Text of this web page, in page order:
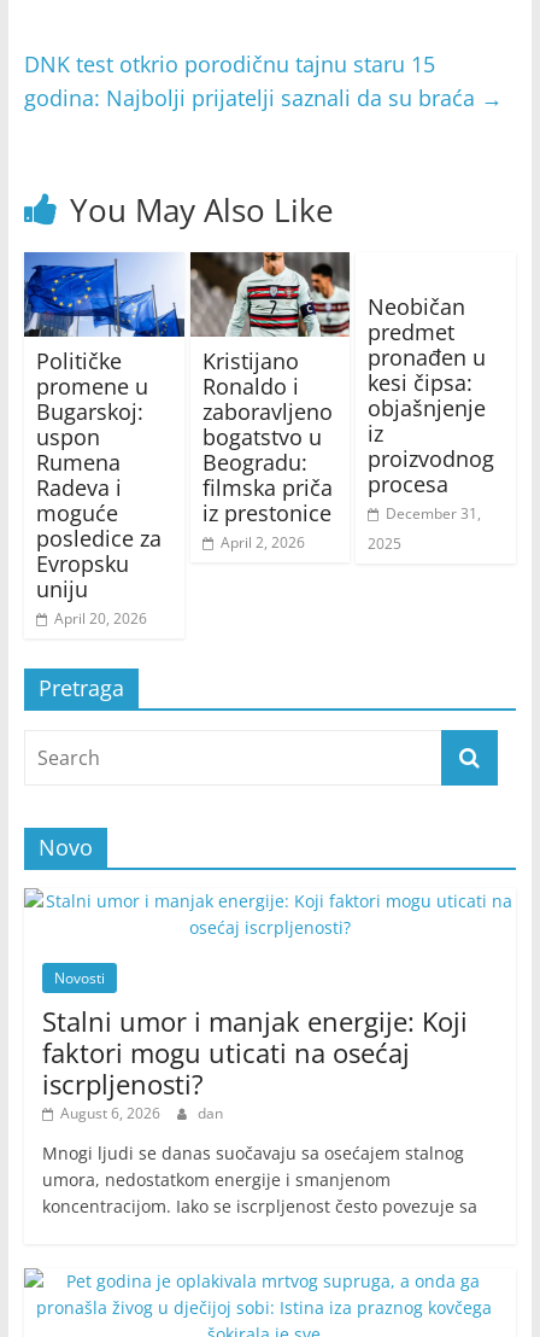
DNK test otkrio porodičnu tajnu staru 15
godina: Najbolji prijatelji saznali da su braća →
You May Also Like
Političke
promene u
Bugarskoj:
uspon
Rumena
Radeva i
moguće
posledice za
Evropsku
uniju
April 20, 2026
Kristijano
Ronaldo i
zaboravljeno
bogatstvo u
Beogradu:
filmska priča
iz prestonice
April 2, 2026
Neobičan
predmet
pronađen u
kesi čipsa:
objašnjenje
iz
proizvodnog
procesa
December 31,
2025
Pretraga
Novo
Novosti
Stalni umor i manjak energije: Koji
faktori mogu uticati na osećaj
iscrpljenosti?
August 6, 2026 dan
Mnogi ljudi se danas suočavaju sa osećajem stalnog
umora, nedostatkom energije i smanjenom
koncentracijom. Iako se iscrpljenost često povezuje sa